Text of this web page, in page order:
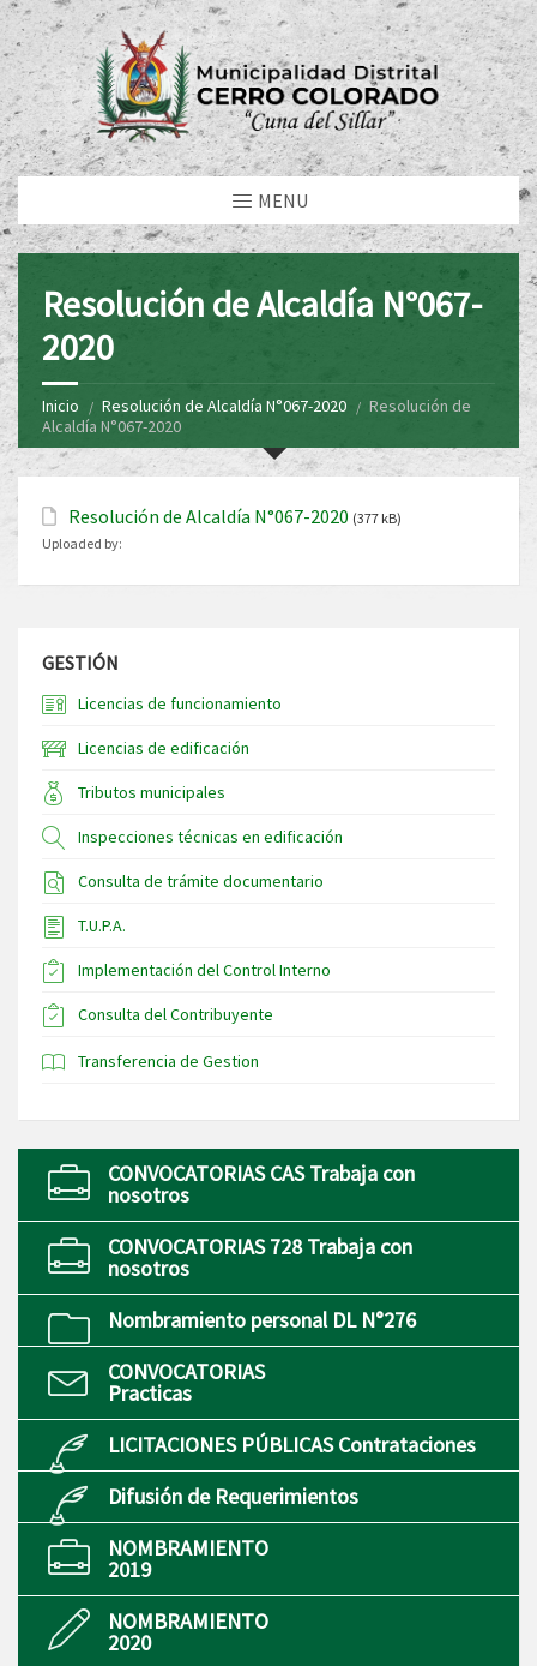
MENU
Resolución de Alcaldía N°067-
2020
Inicio Resolución de Alcaldía N°067-2020
Resolución de
Alcaldía N°067-2020
Resolución de Alcaldía N°067-2020 (377 kB)
Uploaded by:
GESTIÓN
Licencias de funcionamiento
Licencias de edificación
Tributos municipales
Inspecciones técnicas en edificación
Consulta de trámite documentario
T.U.P.A.
Implementación del Control Interno
Consulta del Contribuyente
Transferencia de Gestion
CONVOCATORIAS CAS Trabaja con
nosotros
CONVOCATORIAS 728 Trabaja con
nosotros
Nombramiento personal DL N°276
CONVOCATORIAS
Practicas
LICITACIONES PÚBLICAS Contrataciones
Difusión de Requerimientos
NOMBRAMIENTO
2019
NOMBRAMIENTO
2020